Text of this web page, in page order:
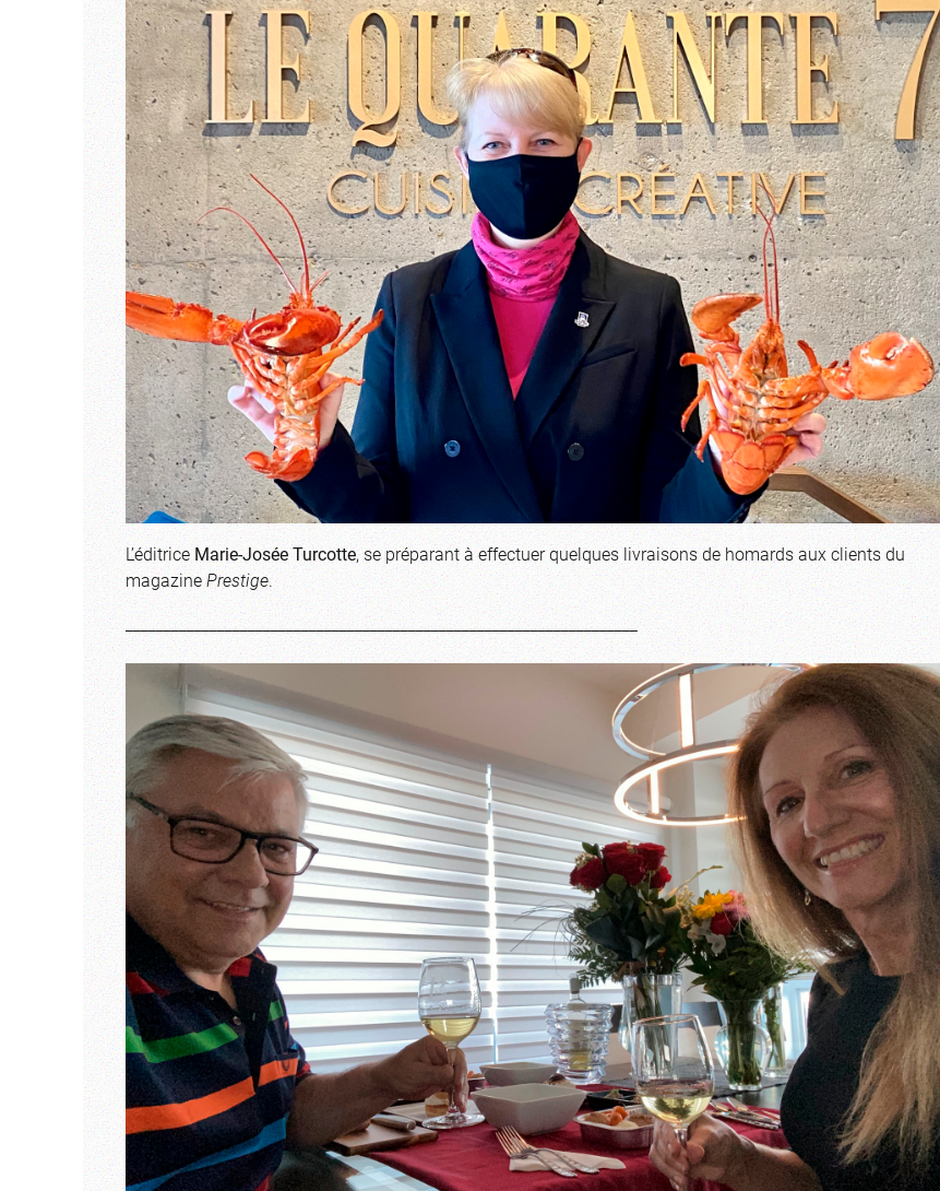
L’éditriceMarie-Josée Turcotte, se préparant à effectuer quelques livraisons de homards aux clients du
magazinePrestige.
___________________________________________________________________